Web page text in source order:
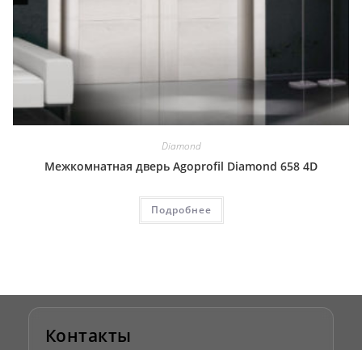
Diamond
Межкомнатная дверь Agoprofil Diamond 658 4D
Подробнее
Контакты